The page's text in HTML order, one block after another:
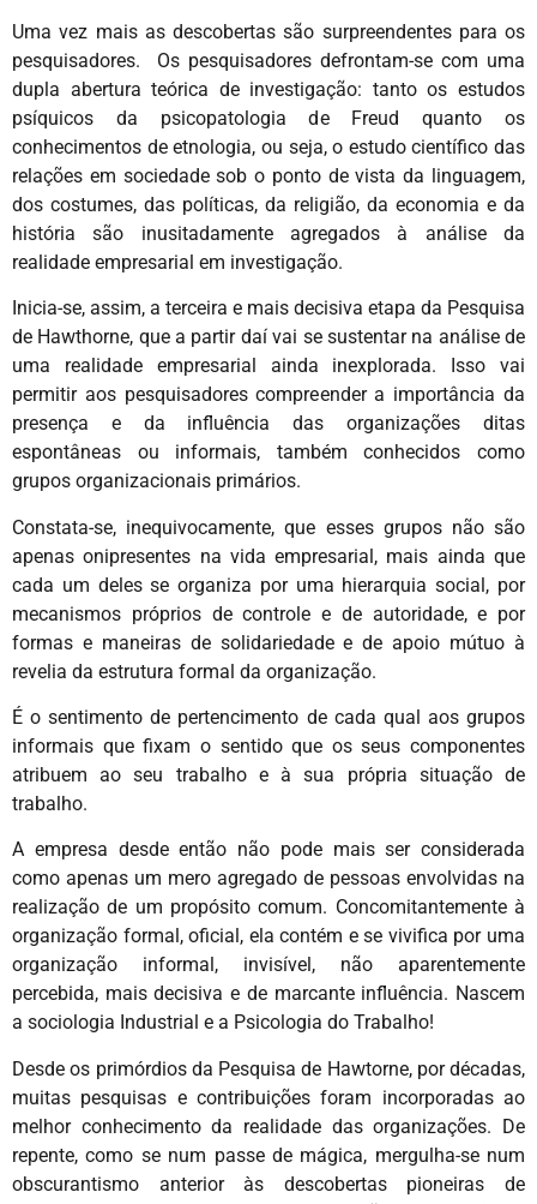
Uma vez mais as descobertas são surpreendentes para os
pesquisadores. Os pesquisadores defrontam-se com uma
dupla abertura teórica de investigação: tanto os estudos
psíquicos da psicopatologia de Freud quanto os
conhecimentos de etnologia, ou seja, o estudo científico das
relações em sociedade sob o ponto de vista da linguagem,
dos costumes, das políticas, da religião, da economia e da
história são inusitadamente agregados à análise da
realidade empresarial em investigação.
Inicia-se, assim, a terceira e mais decisiva etapa da Pesquisa
de Hawthorne, que a partir daí vai se sustentar na análise de
uma realidade empresarial ainda inexplorada. Isso vai
permitir aos pesquisadores compreender a importância da
presença e da influência das organizações ditas
espontâneas ou informais, também conhecidos como
grupos organizacionais primários.
Constata-se, inequivocamente, que esses grupos não são
apenas onipresentes na vida empresarial, mais ainda que
cada um deles se organiza por uma hierarquia social, por
mecanismos próprios de controle e de autoridade, e por
formas e maneiras de solidariedade e de apoio mútuo à
revelia da estrutura formal da organização.
É o sentimento de pertencimento de cada qual aos grupos
informais que fixam o sentido que os seus componentes
atribuem ao seu trabalho e à sua própria situação de
trabalho.
A empresa desde então não pode mais ser considerada
como apenas um mero agregado de pessoas envolvidas na
realização de um propósito comum. Concomitantemente à
organização formal, oficial, ela contém e se vivifica por uma
organização informal, invisível, não aparentemente
percebida, mais decisiva e de marcante influência. Nascem
a sociologia Industrial e a Psicologia do Trabalho!
Desde os primórdios da Pesquisa de Hawtorne, por décadas,
muitas pesquisas e contribuições foram incorporadas ao
melhor conhecimento da realidade das organizações. De
repente, como se num passe de mágica, mergulha-se num
obscurantismo anterior às descobertas pioneiras de